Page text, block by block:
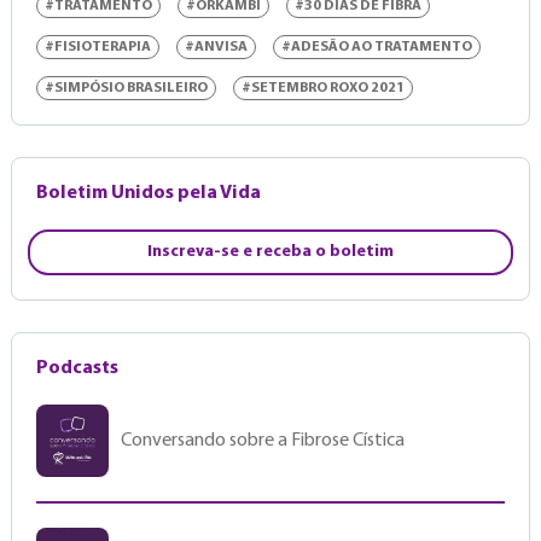
#TRATAMENTO #ORKAMBI #30 DIAS DE FIBRA
#FISIOTERAPIA #ANVISA #ADESÃO AO TRATAMENTO
#SIMPÓSIO BRASILEIRO #SETEMBRO ROXO 2021
Boletim Unidos pela Vida
Inscreva-se e receba o boletim
Podcasts
Conversando sobre a Fibrose Cística